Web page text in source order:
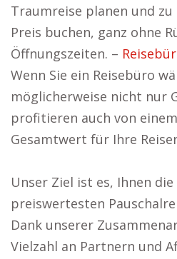
Traumreise planen und
Preis buchen, ganz ohne
Öffnungszeiten. –
Wenn Sie ein Reisebüro
möglicherweise nicht nur
profitieren auch von
Gesamtwert für Ihre
Unser Ziel ist es, Ihnen
preiswertesten
Dank unserer
Vielzahl an Partnern und